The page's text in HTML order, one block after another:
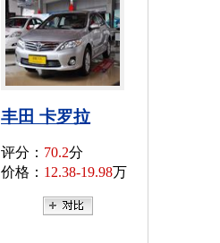
丰田 卡罗拉
评分： 70.2分
价格： 12.38-19.98万